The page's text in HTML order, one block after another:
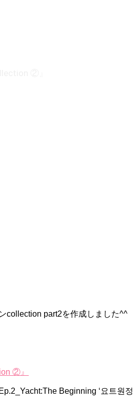
collection part2を作成しました^^
②』
Beginning ‘요트원정